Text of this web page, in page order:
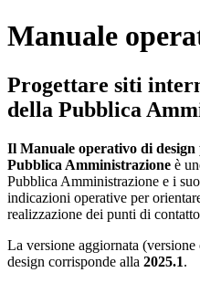
Manuale
Progettare siti
della Pubblica
Il Manuale operativo di
Pubblica Amministrazione è
Pubblica Amministrazione e i
indicazioni operative per
realizzazione dei punti di
La versione aggiornata
design corrisponde alla 2025.1.